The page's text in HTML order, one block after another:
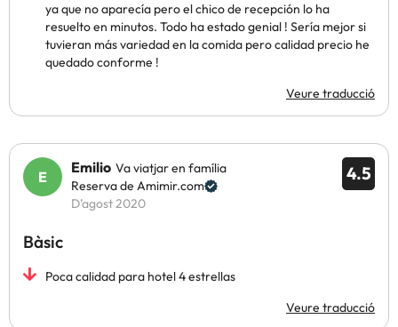
ya que no aparecía pero el chico de recepción lo ha
resuelto en minutos. Todo ha estado genial ! Sería mejor si
tuvieran más variedad en la comida pero calidad precio he
quedado conforme !
Veure traducció
4.5
Emilio Va viatjar en família
Reserva de Amimir.com
D’agost 2020
Bàsic
Poca calidad para hotel 4 estrellas
Veure traducció